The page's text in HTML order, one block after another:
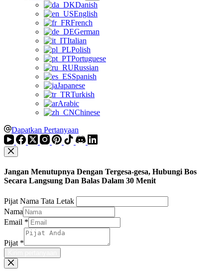
Danish
English
French
German
Italian
Polish
Portuguese
Russian
Spanish
Japanese
Turkish
Arabic
Chinese
Dapatkan Pertanyaan
Jangan Menutupnya Dengan Tergesa-gesa, Hubungi Bos
Secara Langsung Dan Balas Dalam 30 Menit
Pijat Nama Tata Letak
Nama
Email *
Pijat *